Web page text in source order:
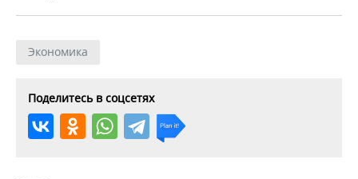
Экономика
Поделитесь в соцсетях